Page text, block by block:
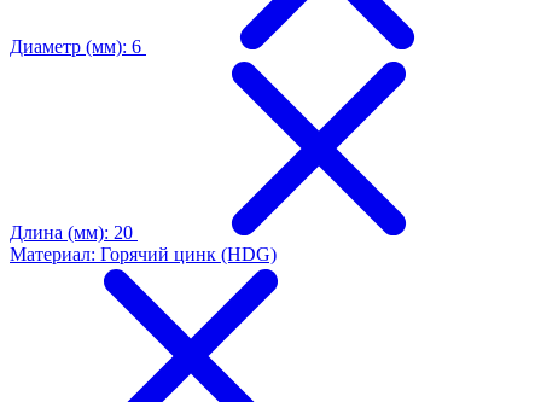
Диаметр (мм): 6
Длина (мм): 20
Материал: Горячий цинк (HDG)